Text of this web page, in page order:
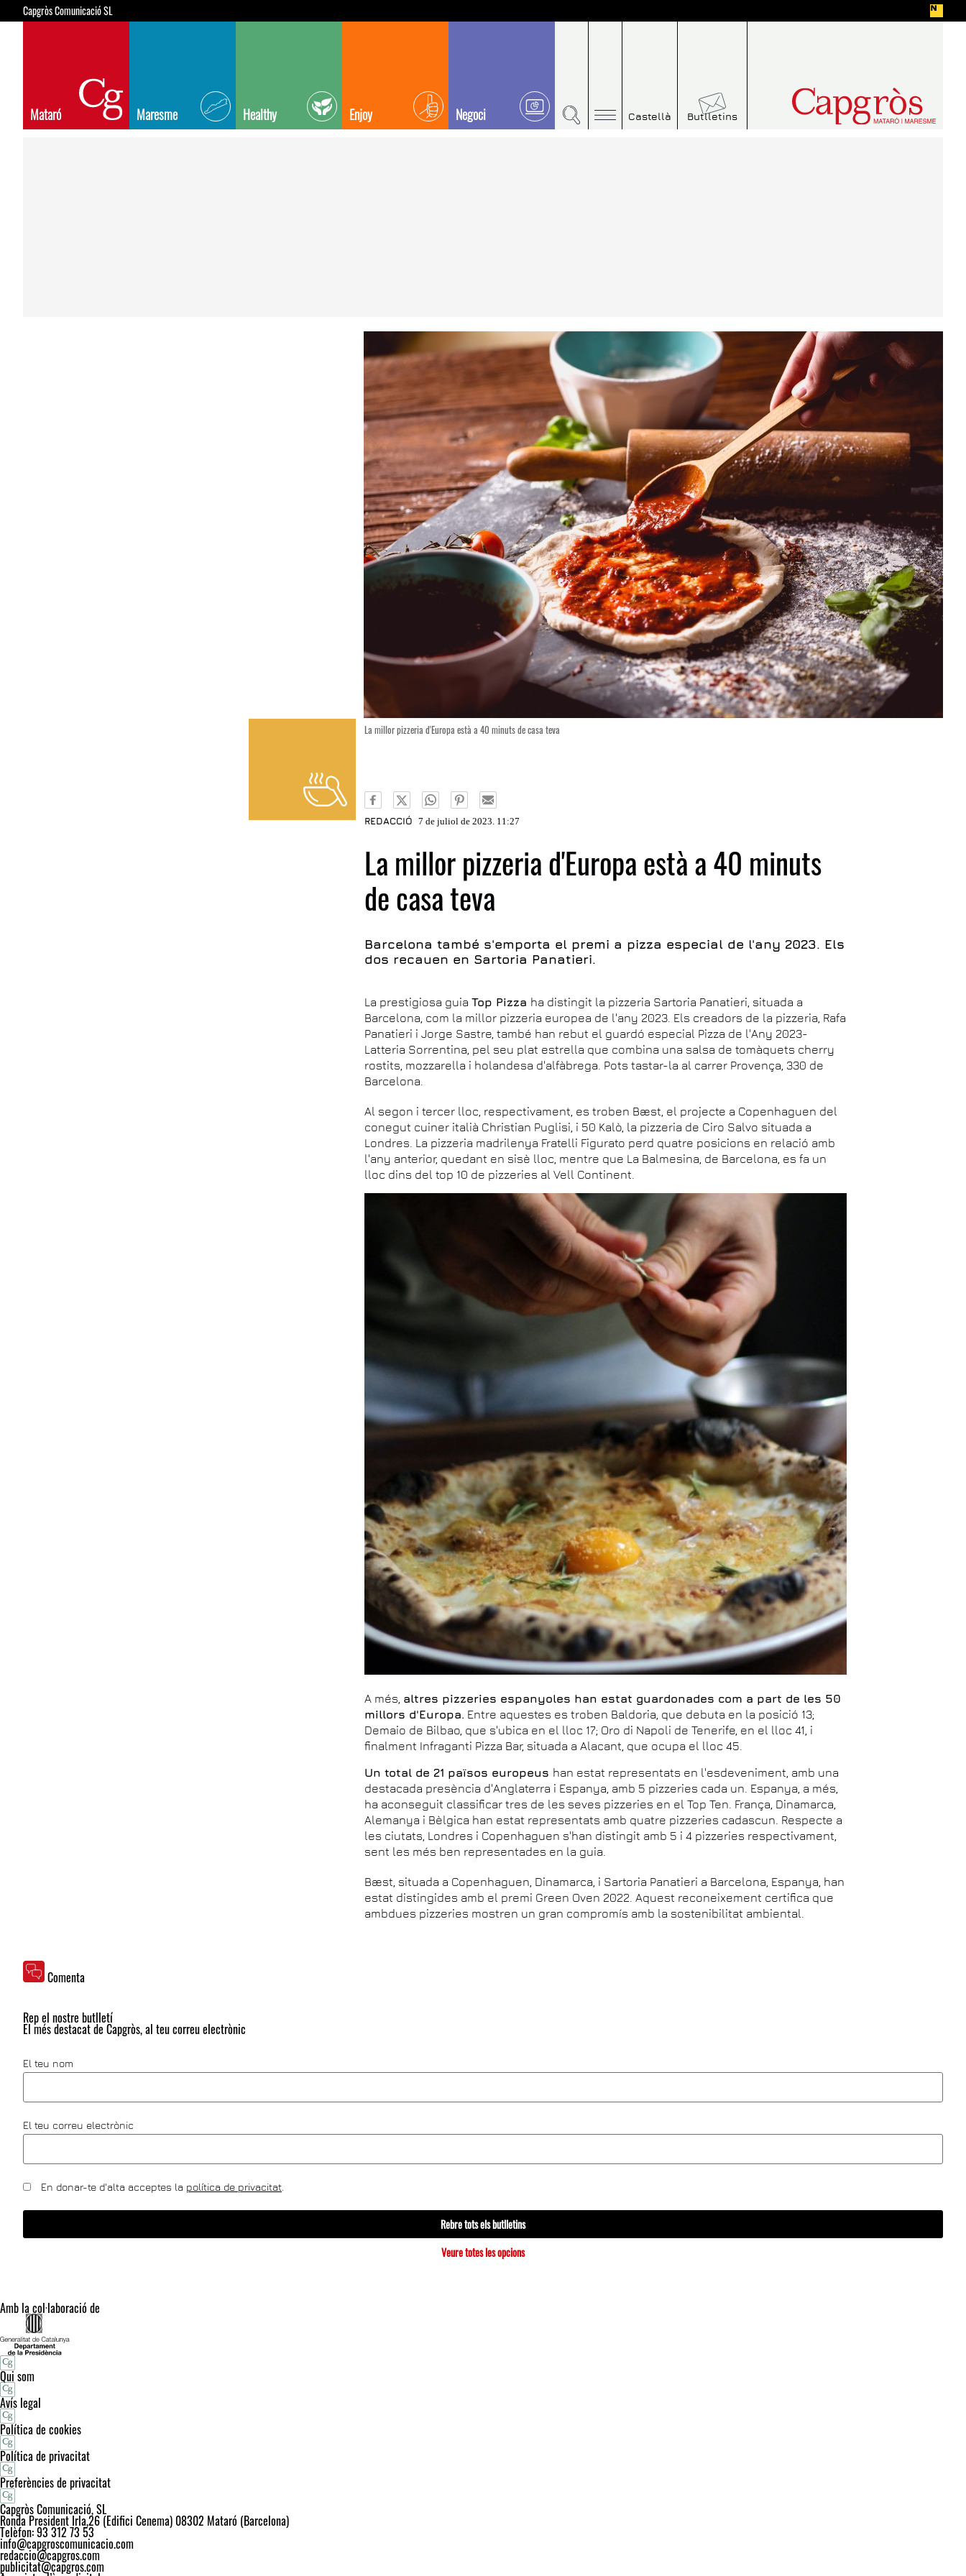
Capgròs Comunicació SL
Mataró Maresme Healthy Enjoy Negoci Castellà Butlletins
La millor pizzeria d'Europa està a 40 minuts de casa teva
REDACCIÓ 7 de juliol de 2023. 11:27
La millor pizzeria d'Europa està a 40 minuts
de casa teva
Barcelona també s'emporta el premi a pizza especial de l'any 2023. Els
dos recauen en Sartoria Panatieri.
La prestigiosa guiaTop Pizza ha distingit la pizzeria Sartoria Panatieri, situada a
Barcelona, com la millor pizzeria europea de l'any 2023. Els creadors de la pizzeria, Rafa
Panatieri i Jorge Sastre, també han rebut el guardó especial Pizza de l'Any 2023-
Latteria Sorrentina, pel seu plat estrella que combina una salsa de tomàquets cherry
rostits, mozzarella i holandesa d'alfàbrega. Pots tastar-la al carrer Provença, 330 de
Barcelona.
Al segon i tercer lloc, respectivament, es troben Bæst, el projecte a Copenhaguen del
conegut cuiner italià Christian Puglisi, i 50 Kalò, la pizzeria de Ciro Salvo situada a
Londres. La pizzeria madrilenya Fratelli Figurato perd quatre posicions en relació amb
l'any anterior, quedant en sisè lloc, mentre que La Balmesina, de Barcelona, es fa un
lloc dins del top 10 de pizzeries al Vell Continent.
A més, altres pizzeries espanyoles han estat guardonades com a part de les 50
millors d'Europa. Entre aquestes es troben Baldoria, que debuta en la posició 13;
Demaio de Bilbao, que s'ubica en el lloc 17; Oro di Napoli de Tenerife, en el lloc 41, i
finalment Infraganti Pizza Bar, situada a Alacant, que ocupa el lloc 45.
Un total de 21 països europeus han estat representats en l'esdeveniment, amb una
destacada presència d'Anglaterra i Espanya, amb 5 pizzeries cada un. Espanya, a més,
ha aconseguit classificar tres de les seves pizzeries en el Top Ten. França, Dinamarca,
Alemanya i Bèlgica han estat representats amb quatre pizzeries cadascun. Respecte a
les ciutats, Londres i Copenhaguen s'han distingit amb 5 i 4 pizzeries respectivament,
sent les més ben representades en la guia.
Bæst, situada a Copenhaguen, Dinamarca, i Sartoria Panatieri a Barcelona, Espanya, han
estat distingides amb el premi Green Oven 2022. Aquest reconeixement certifica que
ambdues pizzeries mostren un gran compromís amb la sostenibilitat ambiental.
Comenta
Rep el nostre butlletí
El més destacat de Capgròs, al teu correu electrònic
El teu nom
El teu correu electrònic
En donar-te d'alta acceptes la política de privacitat
Rebre tots els butlletins
Veure totes les opcions
Amb la col·laboració de
Qui som
Avís legal
Política de cookies
Política de privacitat
Preferències de privacitat
Capgròs Comunicació, SL
Ronda President Irla,26 (Edifici Cenema) 08302 Mataró (Barcelona)
Telèfon: 93 312 73 53
info@capgroscomunicacio.com
redaccio@capgros.com
publicitat@capgros.com